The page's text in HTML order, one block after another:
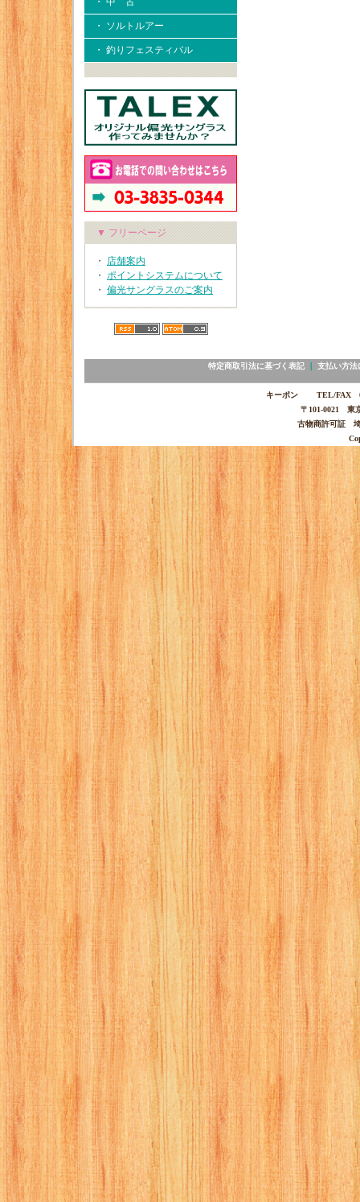
・ ソルトルアー
・ 釣りフェスティバル
▼ フリーページ
・ 店舗案内
・ ポイントシステムについて
・ 偏光サングラスのご案内
特定商取引法に基づく表記｜ 支払い方法
キーポン TEL/FAX
〒101-0021 東
古物商許可証